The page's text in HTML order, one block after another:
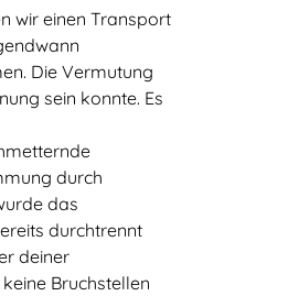
wir einen Transport
Die Vermutung
sein konnte. Es
durch
das
durchtrennt
deiner
Bruchstellen